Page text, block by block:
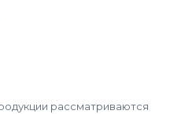
рассматриваются